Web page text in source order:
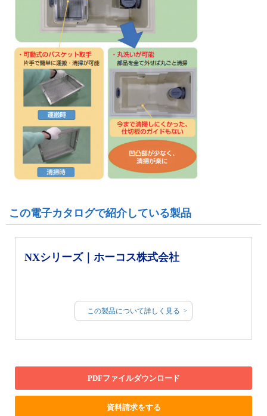
この電子カタログで紹介している製品
NXシリーズ｜ホーコス株式会社
この製品について詳しく見る
PDFファイルダウンロード
資料請求をする